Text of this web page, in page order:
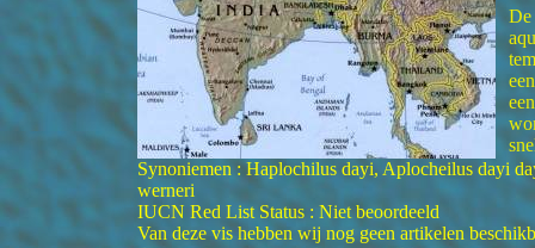
De
Synoniemen : Haplochilus dayi, Aplocheilus dayi
werneri
IUCN Red List Status : Niet beoordeeld
Van deze vis hebben wij nog geen artikelen